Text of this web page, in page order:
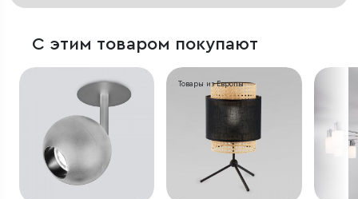
С этим товаром покупают
Товары из Европы